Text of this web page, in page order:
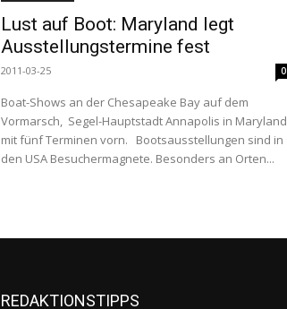
Lust auf Boot: Maryland legt
Ausstellungstermine fest
2011-03-25 0
Boat-Shows an der Chesapeake Bay auf dem
Vormarsch, Segel-Hauptstadt Annapolis in Maryland
mit fünf Terminen vorn. Bootsausstellungen sind in
den USA Besuchermagnete. Besonders an Orten...
REDAKTIONSTIPPS